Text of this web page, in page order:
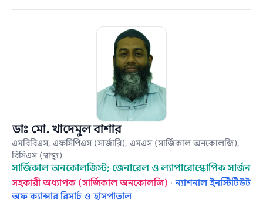
ডাঃ মো. খাদেমুল বাশার
এমবিবিএস, এফসিপিএস (সার্জারি), এমএস (সার্জিকাল অনকোলজি),
বিসিএস (স্বাস্থ্য)
সার্জিকাল অনকোলজিস্ট; জেনারেল ও ল্যাপারোস্কোপিক সার্জন
সহকারী অধ্যাপক (সার্জিকাল অনকোলজি) ·ন্যাশনাল ইনস্টিটিউট
অফ ক্যান্সার রিসার্চ ও হাসপাতাল